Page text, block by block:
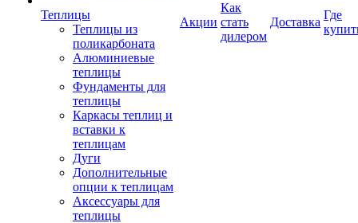
Теплицы
Теплицы из
поликарбоната
Алюминиевые
теплицы
Фундаменты для
теплицы
Каркасы теплиц и
вставки к
теплицам
Дуги
Дополнительные
опции к теплицам
Аксессуары для
теплицы
Акции
Как
стать
дилером
Доставка
Где